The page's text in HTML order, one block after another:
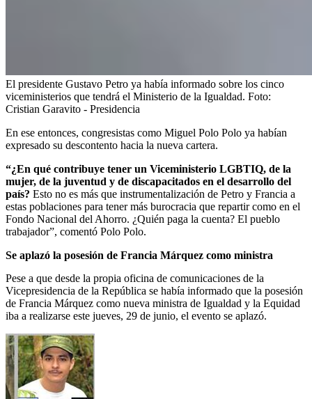
El presidente Gustavo Petro ya había informado sobre los cinco
viceministerios que tendrá el Ministerio de la Igualdad. Foto:
Cristian Garavito - Presidencia
En ese entonces, congresistas como Miguel Polo Polo ya habían
expresado su descontento hacia la nueva cartera.
“¿En qué contribuye tener un Viceministerio LGBTIQ, de la
mujer, de la juventud y de discapacitados en el desarrollo del
país? Esto no es más que instrumentalización de Petro y Francia a
estas poblaciones para tener más burocracia que repartir como en el
Fondo Nacional del Ahorro. ¿Quién paga la cuenta? El pueblo
trabajador”, comentó Polo Polo.
Se aplazó la posesión de Francia Márquez como ministra
Pese a que desde la propia oficina de comunicaciones de la
Vicepresidencia de la República se había informado que la posesión
de Francia Márquez como nueva ministra de Igualdad y la Equidad
iba a realizarse este jueves, 29 de junio, el evento se aplazó.